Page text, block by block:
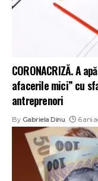
CORONACRIZĂ. A
afacerile mici” cu
antreprenori
By Gabriela Dinu 6 ani